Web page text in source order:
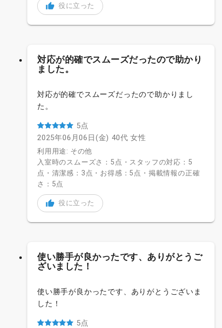
役に立った
対応が的確でスムーズだったので助かり
ました。
対応が的確でスムーズだったので助かりまし
た。
5点
2025年06月06日(金) 40代 女性
利用用途: その他
入室時のスムーズさ：5点・スタッフの対応：5
点・清潔感：3点・お得感：5点・掲載情報の正確
さ：5点
役に立った
使い勝手が良かったです、ありがとうご
ざいました！
使い勝手が良かったです、ありがとうございま
した！
5点